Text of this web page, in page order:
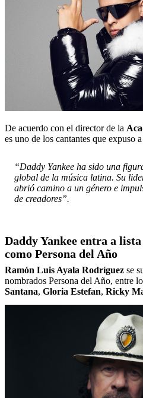
De acuerdo con el director de la
es uno de los cantantes que expuso
“Daddy Yankee ha sido una
global de la música latina. Su
abrió camino a un género e
de creadores”.
Daddy Yankee entra a
como Persona del Año
Ramón Luis Ayala Rodríguez se
nombrados Persona del Año, entre
Santana, Gloria Estefan, Ricky